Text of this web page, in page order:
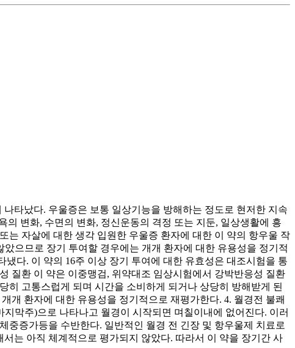
타났다. 우울증은 보통 일상기능을 방해하는 정도로 현저한 지속
변화, 수면의 변화, 정신운동의 격정 또는 지둔, 일상생활에 흥
는 자살에 대한 생각 입원한 우울증 환자에 대한 이 약의 항우울 작
으므로 장기 투여할 경우에는 개개 환자에 대한 유용성을 정기적
다. 이 약의 16주 이상 장기 투여에 대한 유효성은 대조시험을 통
질환 이 약은 이중맹검, 위약대조 임상시험에서 강박반응성 질환
고통스럽게 되며 시간을 소비하게 되거나 상당히 방해받게 된
개 환자에 대한 유용성을 정기적으로 재평가한다. 4. 월경전 불쾌
막주)으로 나타나고 월경이 시작되면 며칠이내에 없어진다. 이러
중증가등을 수반한다. 일반적인 월경 전 긴장 및 항우울제 치료로
는 아직 체계적으로 평가되지 않았다. 따라서 이 약을 장기간 사